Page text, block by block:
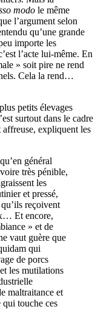
modo le même
l’argument selon
qu’une grande
importe les
l’acte lui-même. En
» soit pire ne rend
Cela la rend…
petits élevages
surtout dans le cadre
affreuse, expliquent les
général
très pénible,
les
et pressé,
reçoivent
Et encore,
» et de
vaut guère que
qui
de porcs
les mutilations
maltraitance et
touche ces